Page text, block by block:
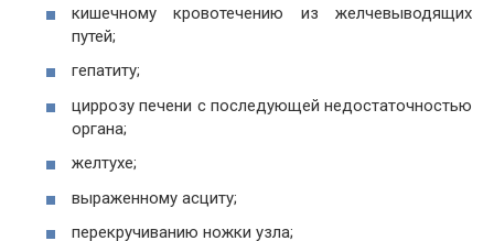
кишечному кровотечению из желчевыводящих
путей;
гепатиту;
циррозу печени с последующей недостаточностью
органа;
желтухе;
выраженному асциту;
перекручиванию ножки узла;